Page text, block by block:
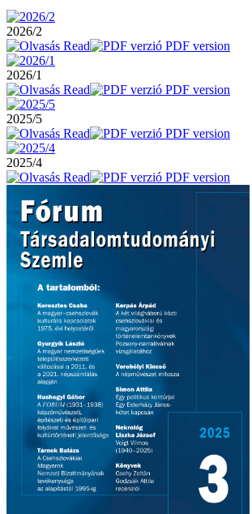
2026/2
Read
PDF version
2026/1
Read
PDF version
2025/5
Read
PDF version
2025/4
Read
PDF version